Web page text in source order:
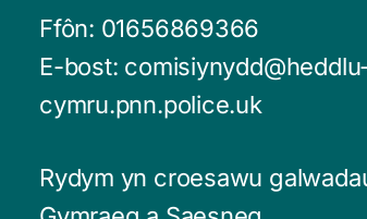
Ffôn: 01656869366
E-bost:
cymru.pnn.police.uk
Rydym yn croesawu